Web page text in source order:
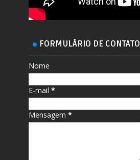
FORMULÁRIO DE CONTATO
Nome
E-mail*
Mensagem*